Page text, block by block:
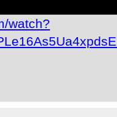
watch?